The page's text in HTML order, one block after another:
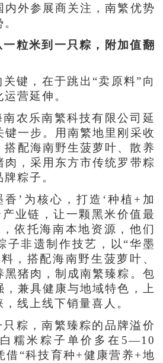
内外参展商关注，南繁优势
粒米到一只粽，附加值翻
键，在于跳出“卖原料”向
营延伸。
农乐南繁科技有限公司延
键一步。用南繁地里刚采收
搭配海南野生菠萝叶、散养
肉，采用东方市传统罗带粽
粽子。
香’为核心，打造‘种植+加
业链，让一颗黑米价值最
依托海南本地资源，他们
子非遗制作技艺，以“华墨
，搭配海南野生菠萝叶、
黑猪肉，制成南繁臻粽。包
，兼具健康与地域特色，上
线上线下销量喜人。
只粽，南繁臻粽的品牌溢价
糯米粽子单价多在5—10
借“科技育种+健康营养+地